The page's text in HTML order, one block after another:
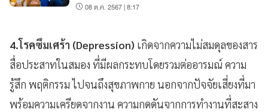
08 ต.ค. 2567 | 8:17
4.โรคซึมเศร้า (Depression) เกิดจากความไม่สมดุลของสาร
สื่อประสาทในสมอง ที่มีผลกระทบโดยรวมต่ออารมณ์ ความ
รู้สึก พฤติกรรม ไปจนถึงสุขภาพกาย นอกจากปัจจัยเสี่ยงที่มา
พร้อมความเครียดจากงาน ความกดดันจากการทำงานที่สะสาง